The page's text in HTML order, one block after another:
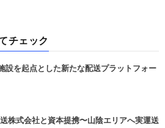
チェック
を起点とした新たな配送プラットフォー
株式会社と資本提携〜山陰エリアへ実運送